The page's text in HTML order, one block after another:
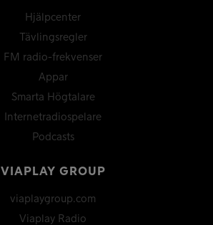
Hjälpcenter
Tävlingsregler
FM radio-frekvenser
Appar
Smarta Högtalare
Internetradiospelare
Podcasts
VIAPLAY GROUP
viaplaygroup.com
Viaplay Radio